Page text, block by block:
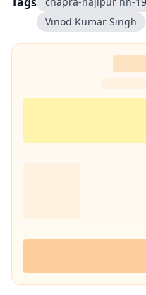
Vinod Kumar Singh